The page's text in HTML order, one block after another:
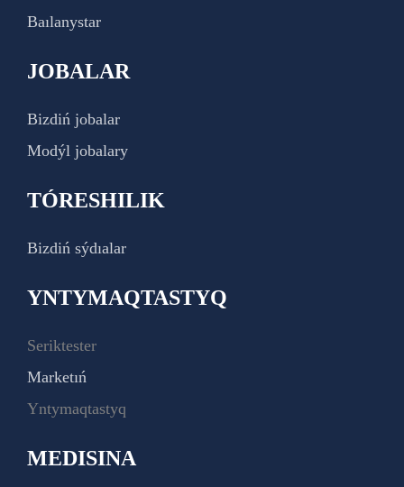
Baılanystar
JOBALAR
Bizdiń jobalar
Modýl jobalary
TÓRESHILIK
Bizdiń sýdıalar
YNTYMAQTASTYQ
Seriktester
Marketıń
Yntymaqtastyq
MEDISINA